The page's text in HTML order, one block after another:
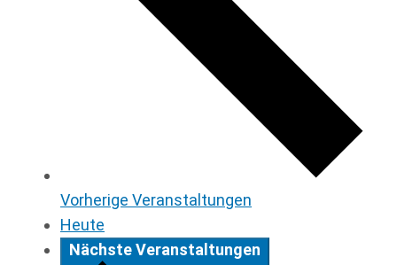
Vorherige Veranstaltungen
Heute
NächsteVeranstaltungen